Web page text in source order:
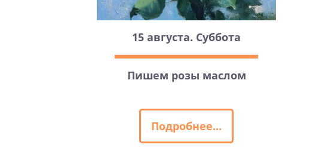
15 августа. Суббота
Пишем розы маслом
Подробнее...